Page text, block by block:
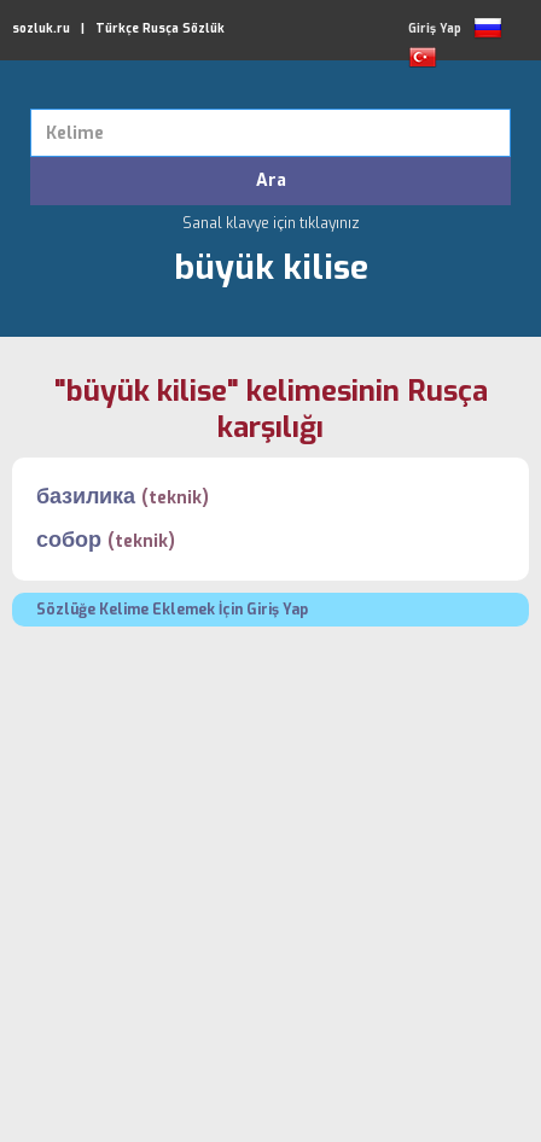
sozluk.ru | Türkçe Rusça Sözlük Giriş Yap
Sanal klavye için tıklayınız
büyük kilise
"büyük kilise" kelimesinin Rusça
karşılığı
базилика (teknik)
собор (teknik)
Sözlüğe Kelime Eklemek İçin Giriş Yap